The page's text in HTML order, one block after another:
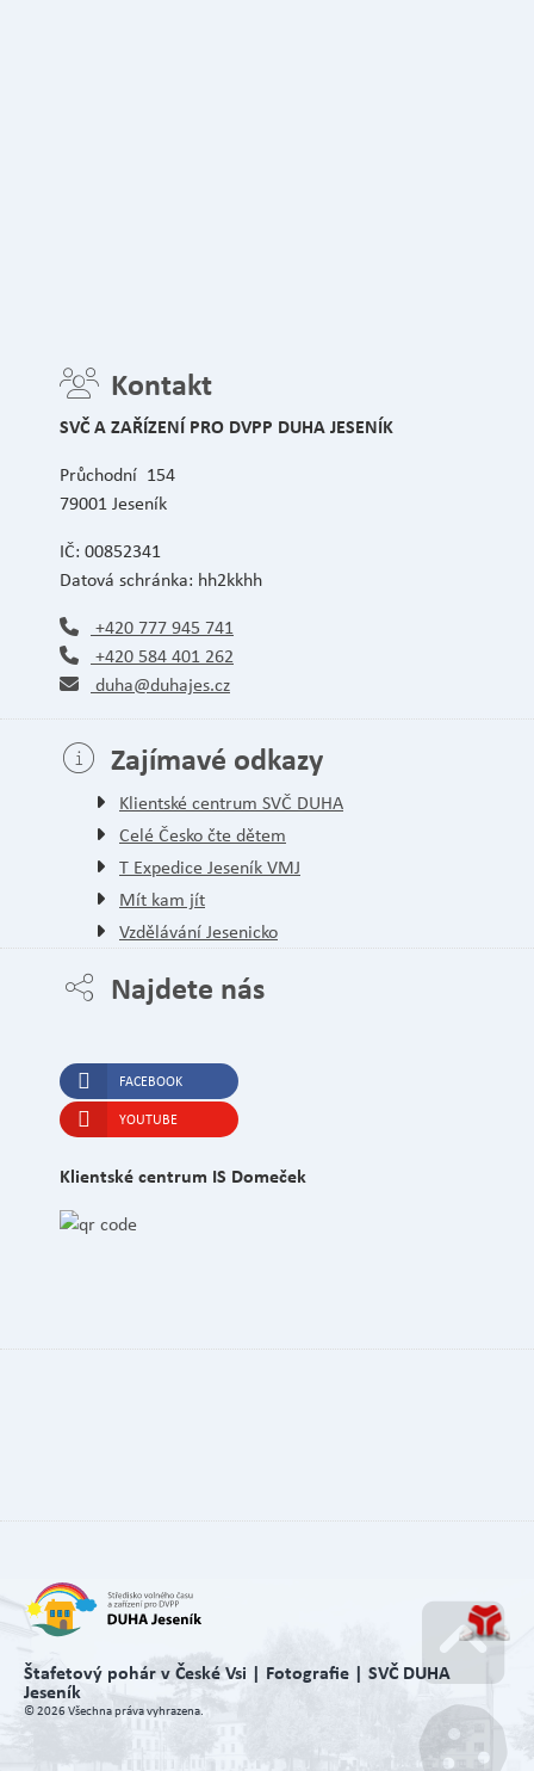
Kontakt
SVČ A ZAŘÍZENÍ PRO DVPP DUHA JESENÍK
Průchodní 154
79001 Jeseník
IČ: 00852341
Datová schránka: hh2kkhh
+420 777 945 741
+420 584 401 262
duha@duhajes.cz
Zajímavé odkazy
Klientské centrum SVČ DUHA
Celé Česko čte dětem
T Expedice Jeseník VMJ
Mít kam jít
Vzdělávání Jesenicko
Najdete nás
FACEBOOK
YOUTUBE
Klientské centrum IS Domeček
Štafetový pohár v České Vsi | Fotografie | SVČ DUHA
Jeseník
© 2026 Všechna práva vyhrazena. Go